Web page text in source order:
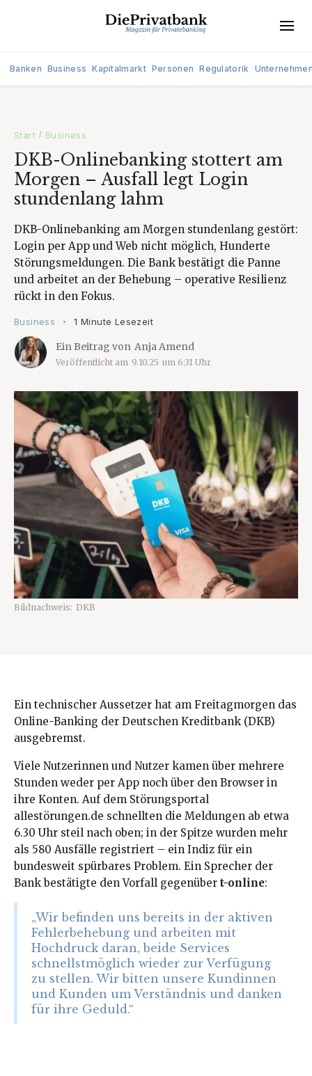
Banken Business Kapitalmarkt Personen Regulatorik
Start / Business
DKB-Onlinebanking stottert am
Morgen – Ausfall legt Login
stundenlang lahm
DKB-Onlinebanking am Morgen stundenlang gestört:
Login per App und Web nicht möglich, Hunderte
Störungsmeldungen. Die Bank bestätigt die Panne
und arbeitet an der Behebung – operative Resilienz
rückt in den Fokus.
Business • 1 Minute Lesezeit
Ein Beitrag von Anja Amend
Veröffentlicht am 9.10.25 um 6:31 Uhr
Bildnachweis: DKB
Ein technischer Aussetzer hat am Freitagmorgen das
Online-Banking der Deutschen Kreditbank (DKB)
ausgebremst.
Viele Nutzerinnen und Nutzer kamen über mehrere
Stunden weder per App noch über den Browser in
ihre Konten. Auf dem Störungsportal
allestörungen.de schnellten die Meldungen ab etwa
6.30 Uhr steil nach oben; in der Spitze wurden mehr
als 580 Ausfälle registriert – ein Indiz für ein
bundesweit spürbares Problem. Ein Sprecher der
Bank bestätigte den Vorfall gegenüber t-online:
„Wir befinden uns bereits in der aktiven
Fehlerbehebung und arbeiten mit
Hochdruck daran, beide Services
schnellstmöglich wieder zur Verfügung
zu stellen. Wir bitten unsere Kundinnen
und Kunden um Verständnis und danken
für ihre Geduld.“